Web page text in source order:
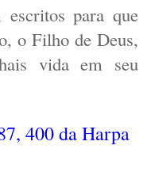
para que
o Filho de Deus,
vida em seu
400 da Harpa